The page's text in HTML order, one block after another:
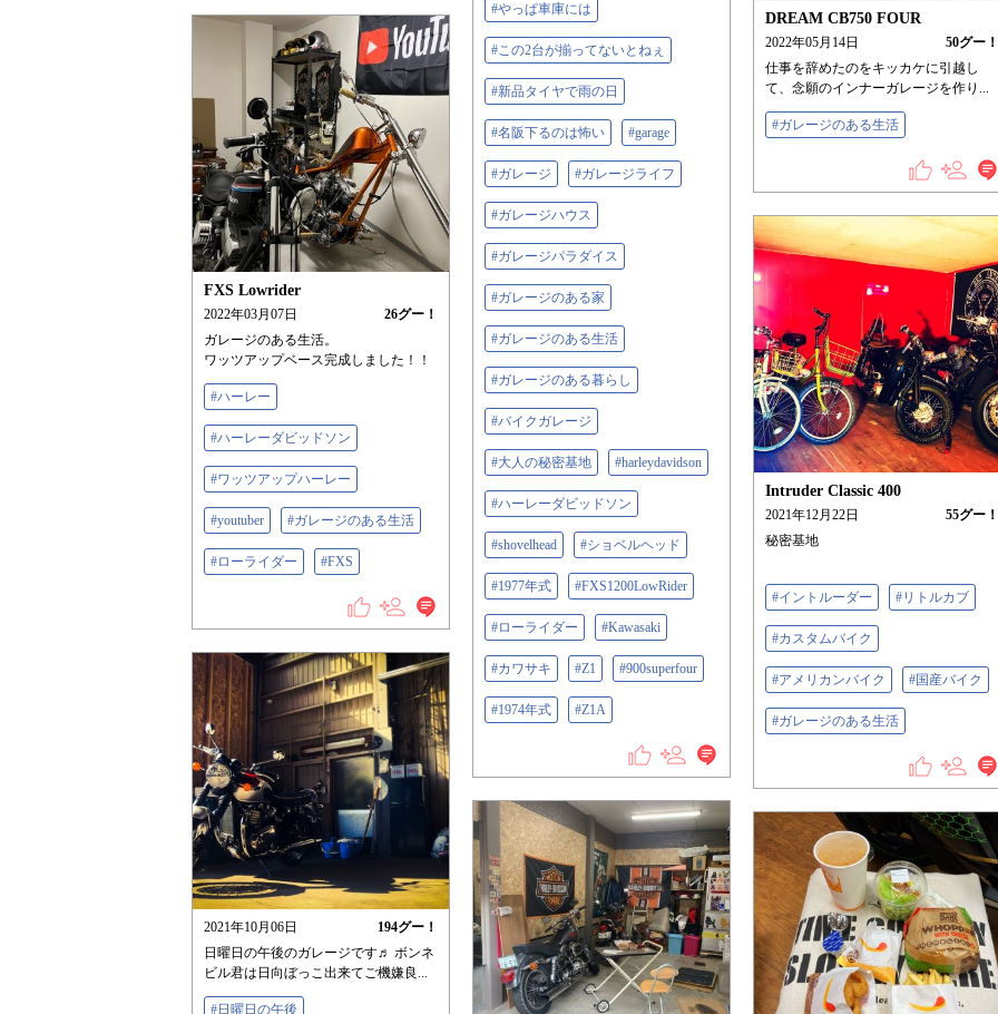
#やっぱ車庫には
#この2台が揃ってないとねぇ
#新品タイヤで雨の日
#名阪下るのは怖い #garage
#ガレージ #ガレージライフ
#ガレージハウス
#ガレージパラダイス
#ガレージのある家
#ガレージのある生活
#ガレージのある暮らし
#バイクガレージ
#大人の秘密基地 #harleydavidson
#ハーレーダビッドソン
#shovelhead #ショベルヘッド
#1977年式 #FXS1200LowRider
#ローライダー #Kawasaki
#カワサキ #Z1 #900superfour
#1974年式 #Z1A
DREAM CB750 FOUR
2022年05月14日 50グー！
仕事を辞めたのをキッカケに引越し
て、念願のインナーガレージを作り...
#ガレージのある生活
FXS Lowrider
2022年03月07日 26グー！
ガレージのある生活。
ワッツアップベース完成しました！！
#ハーレー
#ハーレーダビッドソン
#ワッツアップハーレー
#youtuber #ガレージのある生活
#ローライダー #FXS
Intruder Classic 400
2021年12月22日 55グー！
秘密基地
#イントルーダー #リトルカブ
#カスタムバイク
#アメリカンバイク #国産バイク
#ガレージのある生活
2021年10月06日 194グー！
日曜日の午後のガレージです♬ ボンネ
ビル君は日向ぼっこ出来てご機嫌良...
#日曜日の午後